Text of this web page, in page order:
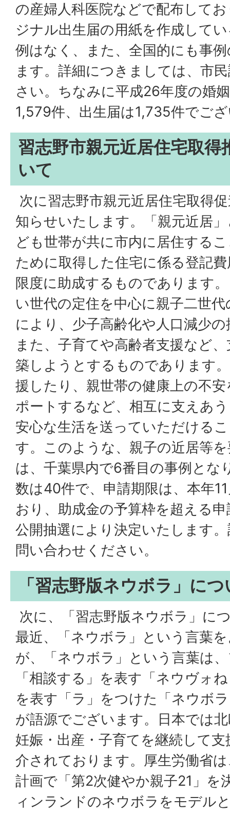
の産婦人科医院などで配布して
ジナル出生届の用紙を作成して
例はなく、また、全国的にも事
ます。詳細につきましては、市
さい。ちなみに平成26年度の婚
1,579件、出生届は1,735件でご
習志野市親元近居住宅取得
いて
次に習志野市親元近居住宅取得
知らせいたします。「親元近居
ども世帯が共に市内に居住する
ために取得した住宅に係る登記
限度に助成するものであります
い世代の定住を中心に親子二世
により、少子高齢化や人口減少
また、子育てや高齢者支援など
築しようとするものであります
援したり、親世帯の健康上の不
ポートするなど、相互に支えあ
安心な生活を送っていただける
す。このような、親子の近居等
は、千葉県内で6番目の事例とな
数は40件で、申請期限は、本年
おり、助成金の予算枠を超える
公開抽選により決定いたします
問い合わせください。
「習志野版ネウボラ」に
次に、「習志野版ネウボラ」に
最近、「ネウボラ」という言葉
が、「ネウボラ」という言葉は
「相談する」を表す「ネウヴォ
を表す「ラ」をつけた「ネウボ
が語源でございます。日本では
妊娠・出産・子育てを継続して
介されております。厚生労働省
計画で「第2次健やか親子21」を
ィンランドのネウボラをモデル